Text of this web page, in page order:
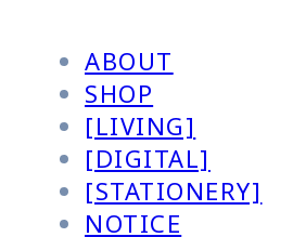
ABOUT
SHOP
[LIVING]
[DIGITAL]
[STATIONERY]
NOTICE